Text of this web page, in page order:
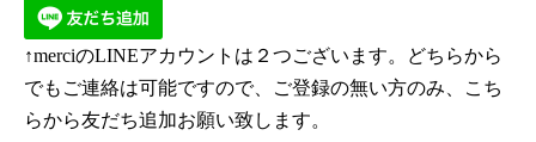
↑merciのLINEアカウントは２つございます。どちらから
でもご連絡は可能ですので、ご登録の無い方のみ、こち
らから友だち追加お願い致します。